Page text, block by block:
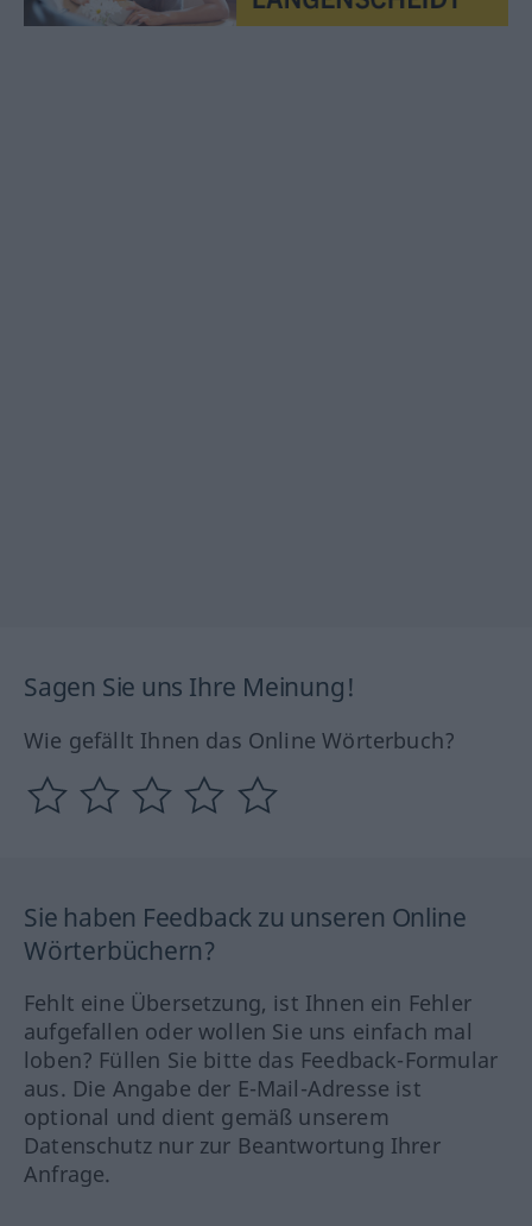
Sagen Sie uns Ihre Meinung!
Wie gefällt Ihnen das Online Wörterbuch?
Sie haben Feedback zu unseren Online
Wörterbüchern?
Fehlt eine Übersetzung, ist Ihnen ein Fehler
aufgefallen oder wollen Sie uns einfach mal
loben? Füllen Sie bitte das Feedback-Formular
aus. Die Angabe der E-Mail-Adresse ist
optional und dient gemäß unserem
Datenschutz nur zur Beantwortung Ihrer
Anfrage.